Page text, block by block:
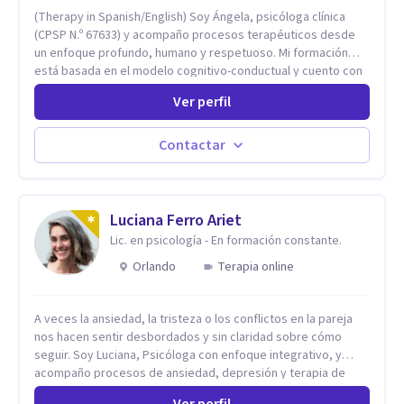
(Therapy in Spanish/English) Soy Ángela, psicóloga clínica
(CPSP N.º 67633) y acompaño procesos terapéuticos desde
un enfoque profundo, humano y respetuoso. Mi formación
está basada en el modelo cognitivo-conductual y cuento con
especialización en Terapia de Aceptación y Compromiso
(ACT), formada en Fundación Foro, Argentina. Estos estudios,
junto con mi desarrollo profesional, me han permitido
construir una base sólida desde la cual acompaño cada
proceso con sensibilidad, criterio clínico y una mirada
busco eliminar el malestar, sino transformar la relación que
tienes con lo que sientes y piensas. Acompaño a que puedas
sostener tu experiencia interna con mayor flexibilidad, sin
tener que luchar constantemente contigo. Integro también
profundos de la experiencia, más allá de lo únicamente
racional.
Ver perfil
Contactar
Luciana Ferro Ariet
Lic. en psicología - En formación constante.
Orlando
Terapia online
A veces la ansiedad, la tristeza o los conflictos en la pareja
nos hacen sentir desbordados y sin claridad sobre cómo
seguir. Soy Luciana, Psicóloga con enfoque integrativo, y
acompaño procesos de ansiedad, depresión y terapia de
pareja. Trabajo desde una perspectiva que combina Terapia